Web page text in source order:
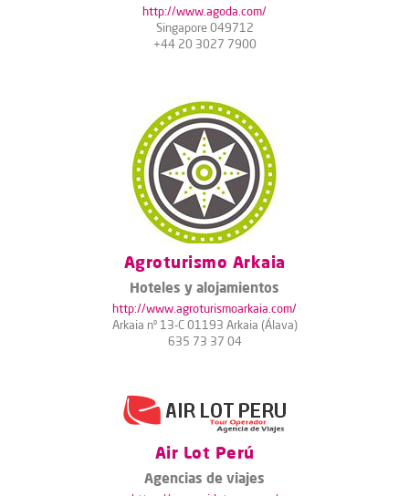
http://www.agoda.com/
Singapore 049712
+44 20 3027 7900
Agroturismo Arkaia
Hoteles y alojamientos
http://www.agroturismoarkaia.com/
Arkaia nº 13-C 01193 Arkaia (Álava)
635 73 37 04
Air Lot Perú
Agencias de viajes